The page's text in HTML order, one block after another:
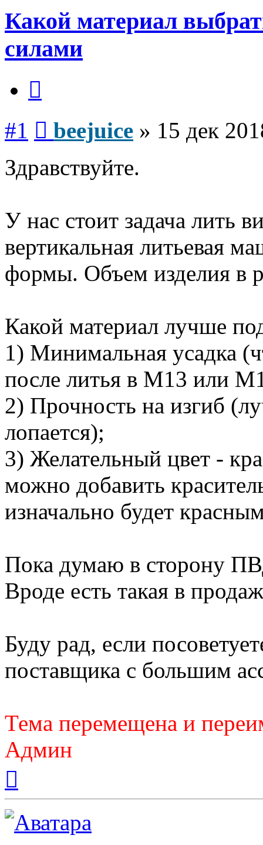
Какой материал
силами
#1 beejuice » 15 дек
Здравствуйте.
У нас стоит задача лить
вертикальная литьевая
формы. Объем изделия в
Какой материал лучше
1) Минимальная усадка
после литья в М13 или
2) Прочность на изгиб
лопается);
3) Желательный цвет -
можно добавить
изначально будет
Пока думаю в сторону
Вроде есть такая в
Буду рад, если
поставщика с большим
Тема перемещена и
Админ
началу